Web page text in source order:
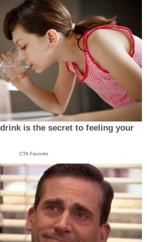
is the secret to feeling your
CTA Favorite